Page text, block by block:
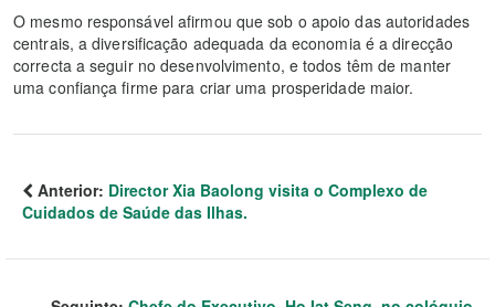
O mesmo responsável afirmou que sob o apoio das autoridades
centrais, a diversificação adequada da economia é a direcção
correcta a seguir no desenvolvimento, e todos têm de manter
uma confiança firme para criar uma prosperidade maior.
Anterior: Director Xia Baolong visita o Complexo de
Cuidados de Saúde das Ilhas.